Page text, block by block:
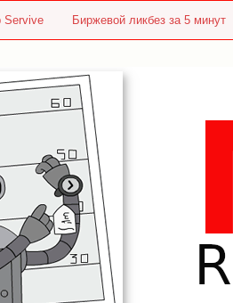
Servive Биржевой ликбез за 5 минут